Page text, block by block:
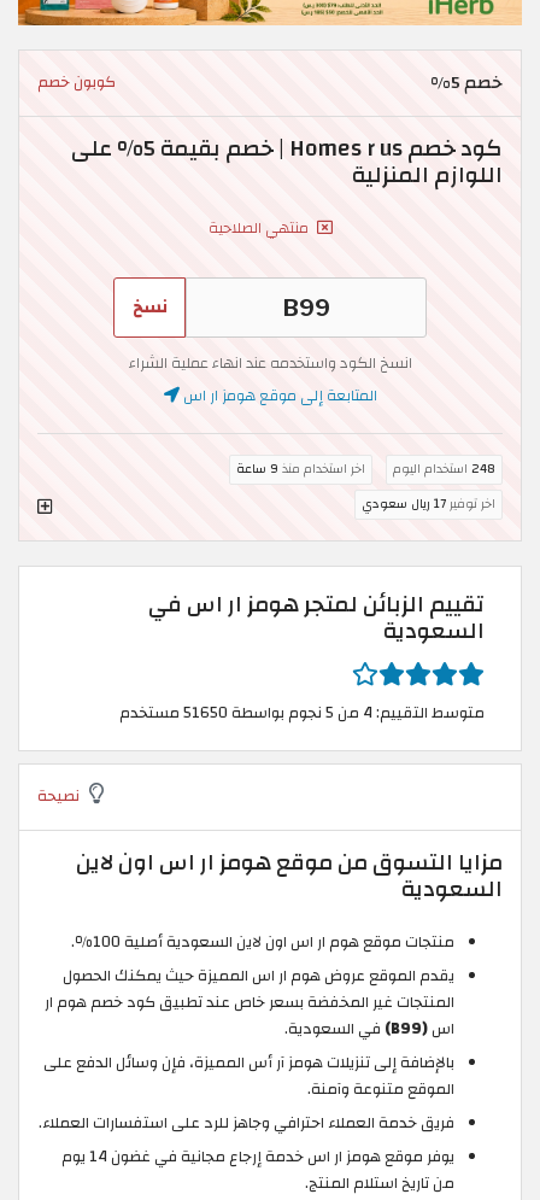
خصم 5% كوبون خصم
كود خصم Homes r us | خصم بقيمة 5% على
اللوازم المنزلية
منتهي الصلاحية
نسخ
انسخ الكود واستخدمه عند انهاء عملية الشراء
المتابعة إلى موقع هومز ار اس
248 استخدام اليوم اخر استخدام منذ 9 ساعة
اخر توفير17 ريال سعودي
تقييم الزبائن لمتجر هومز ار اس في
السعودية
متوسط التقييم: 4 من 5 نجوم بواسطة 51650 مستخدم
نصيحة
مزايا التسوق من موقع هومز ار اس اون لاين
السعودية
منتجات موقع هوم ار اس اون لاين السعودية أصلية 100٪.
يقدم الموقع عروض هوم ار اس المميزة حيث يمكنك الحصول
المنتجات غير المخفضة بسعر خاص عند تطبيق كود خصم هوم ار
اس(B99)
في السعودية.
بالإضافة إلى تنزيلات هومز آر أس المميزة، فإن وسائل الدفع على
الموقع متنوعة وآمنة.
فريق خدمة العملاء احترافي وجاهز للرد على استفسارات العملاء.
يوفر موقع هومز ار اس خدمة إرجاع مجانية في غضون 14 يوم
من تاريخ استلام المنتج.